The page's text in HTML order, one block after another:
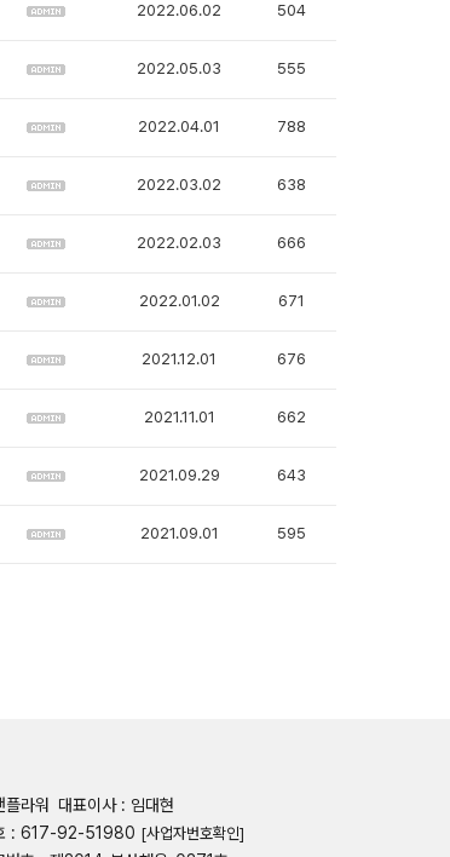
2022.06.02 504
2022.05.03 555
2022.04.01 788
2022.03.02 638
2022.02.03 666
2022.01.02 671
2021.12.01 676
2021.11.01 662
2021.09.29 643
2021.09.01 595
라워
대표이사 : 임대현
: 617-92-51980 [사업자번호확인]